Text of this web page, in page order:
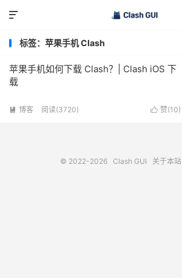

标签：苹果手机 Clash
苹果手机如何下载 Clash？| Clash iOS 下
载
 赞(10)
 博客 阅读(3720)
© 2022-2026 Clash GUI 关于本站